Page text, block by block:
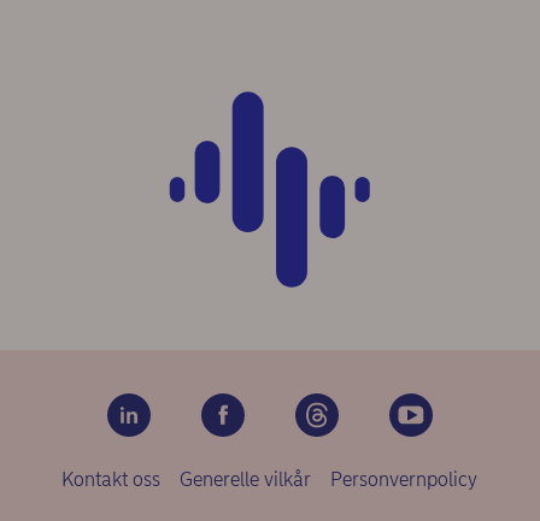
Kontakt oss Generelle vilkår Personvernpolicy